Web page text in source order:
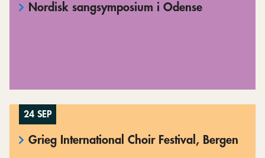
Nordisk sangsymposium i Odense
24 SEP
Grieg International Choir Festival, Bergen